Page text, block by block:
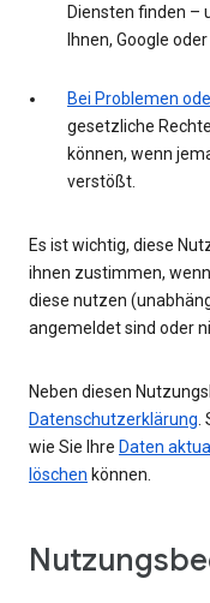
Diensten finden –
Ihnen, Google
Bei Problemen
gesetzliche
können, wenn
verstößt.
Es ist wichtig, diese
ihnen zustimmen,
diese nutzen
angemeldet sind oder
Neben diesen
Datenschutzerklärung
wie Sie Ihre Daten
löschen können.